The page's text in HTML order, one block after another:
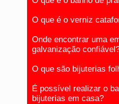
O que é o verniz
Onde encontrar uma
galvanização
O que são bijuterias
É possível realizar o
bijuterias em casa?